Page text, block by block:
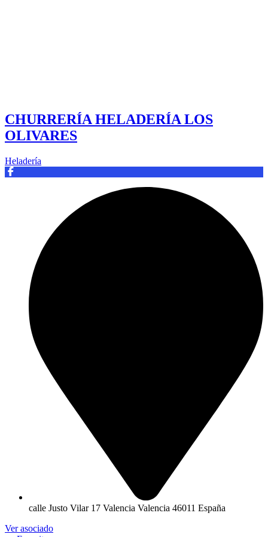
CHURRERÍA HELADERÍA LOS
OLIVARES
Heladería
calle Justo Vilar 17 Valencia Valencia 46011 España
Ver asociado